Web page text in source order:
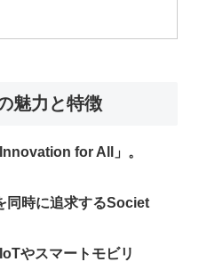
魅力と特徴
for All」。
同時に追求するSociet
やスマートモビリ